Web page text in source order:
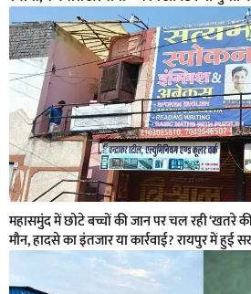
महासमुंद में छोटे बच्चों की जान पर चल रही ‘खतरे
मौन, हादसे का इंतजार या कार्रवाई? रायपुर में हुई